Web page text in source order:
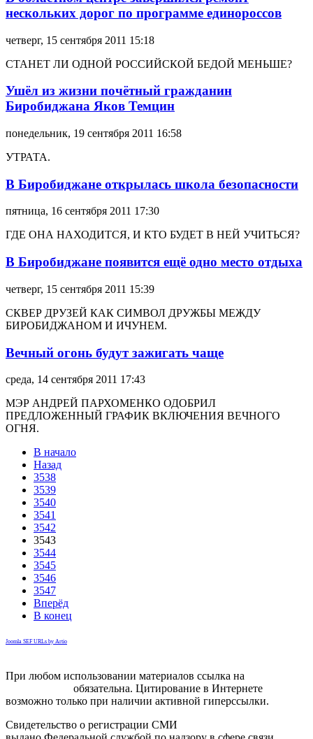
нескольких дорог по программе единороссов
четверг, 15 сентября 2011 15:18
СТАНЕТ ЛИ ОДНОЙ РОССИЙСКОЙ БЕДОЙ МЕНЬШЕ?
Ушёл из жизни почётный гражданин
Биробиджана Яков Темцин
понедельник, 19 сентября 2011 16:58
УТРАТА.
В Биробиджане открылась школа безопасности
пятница, 16 сентября 2011 17:30
ГДЕ ОНА НАХОДИТСЯ, И КТО БУДЕТ В НЕЙ УЧИТЬСЯ?
В Биробиджане появится ещё одно место отдыха
четверг, 15 сентября 2011 15:39
СКВЕР ДРУЗЕЙ КАК СИМВОЛ ДРУЖБЫ МЕЖДУ
БИРОБИДЖАНОМ И ИЧУНЕМ.
Вечный огонь будут зажигать чаще
среда, 14 сентября 2011 17:43
МЭР АНДРЕЙ ПАРХОМЕНКО ОДОБРИЛ
ПРЕДЛОЖЕННЫЙ ГРАФИК ВКЛЮЧЕНИЯ ВЕЧНОГО
ОГНЯ.
В начало
Назад
3538
3539
3540
3541
3542
3543
3544
3545
3546
3547
Вперёд
В конец
Joomla SEF URLs by Artio
При любом использовании материалов ссылка на
обязательна. Цитирование в Интернете
возможно только при наличии активной гиперссылки.
Свидетельство о регистрации СМИ